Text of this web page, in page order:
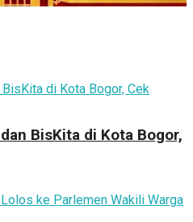
BisKita di Kota Bogor,